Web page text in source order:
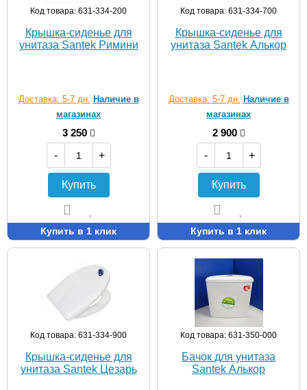
Код товара: 631-334-200
Крышка-сиденье для
унитаза Santek Римини
Доставка: 5-7 дн. Наличие в
магазинах
3 250
-
+
Купить
Купить в 1 клик
Код товара: 631-334-700
Крышка-сиденье для
унитаза Santek Алькор
Доставка: 5-7 дн. Наличие в
магазинах
2 900
-
+
Купить
Купить в 1 клик
Код товара: 631-334-900
Крышка-сиденье для
унитаза Santek Цезарь
Код товара: 631-350-000
Бачок для унитаза
Santek Алькор